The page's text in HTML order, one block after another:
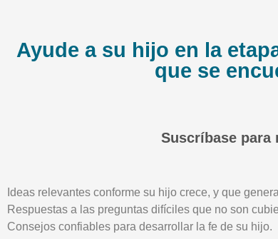
Ayude a su hijo en la
que se
Suscríbase para
Ideas relevantes conforme su hijo crece, y que
Respuestas a las preguntas difíciles que no son
Consejos confiables para desarrollar la fe de su hijo.